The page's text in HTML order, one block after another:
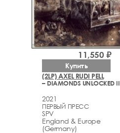
(2LP) AXEL RUDI PELL
– DIAMONDS UNLOCKED II
2021
ПЕРВЫЙ ПРЕСС
SPV
England & Europe
(Germany)
11,550 ₽
Купить